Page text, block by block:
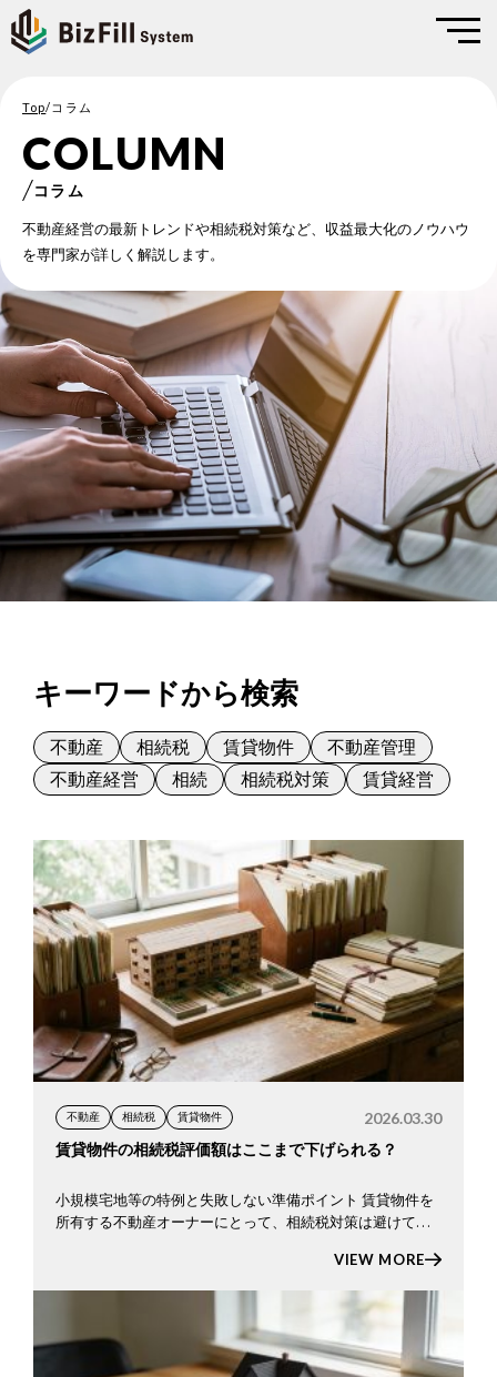
Top/ コラム
COLUMN
コラム
不動産経営の最新トレンドや相続税対策など、収益最大化のノウハウ
を専門家が詳しく解説します。
キーワードから検索
不動産 相続税 賃貸物件
不動産管理
不動産経営
相続 相続税対策 賃貸経営
不動産 相続税 賃貸物件 2026.03.30
賃貸物件の相続税評価額はここまで下げられる？
小規模宅地等の特例と失敗しない準備ポイント 賃貸物件を
所有する不動産オーナーにとって、相続税対策は避けて通
を満たせば 土地の相続税評価額を最大で80％減額できる非
常 […]
VIEW MORE